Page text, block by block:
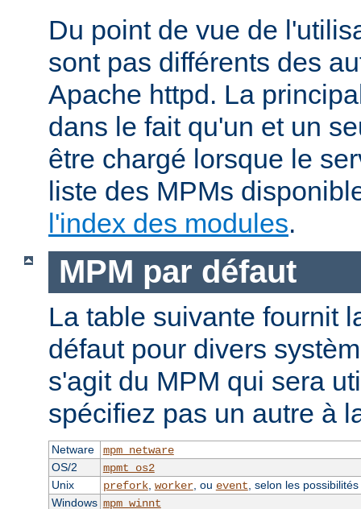
Du point de vue de
sont pas différents des
Apache httpd. La
dans le fait qu'un et un
être chargé lorsque le
liste des MPMs
l'index des modules.
MPM par défaut
La table suivante fournit
défaut pour divers
s'agit du MPM qui sera
spécifiez pas un autre à
Netware
mpm_netware
OS/2
mpmt_os2
Unix
prefork, worker, ou event , selon les
Windows mpm_winnt